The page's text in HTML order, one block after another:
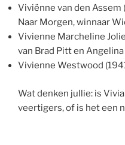
Viviënne van den
Naar Morgen, winnaar
Vivienne Marcheline
van Brad Pitt en Angelina
Vivienne Westwood
Wat denken jullie: is
veertigers, of is het een